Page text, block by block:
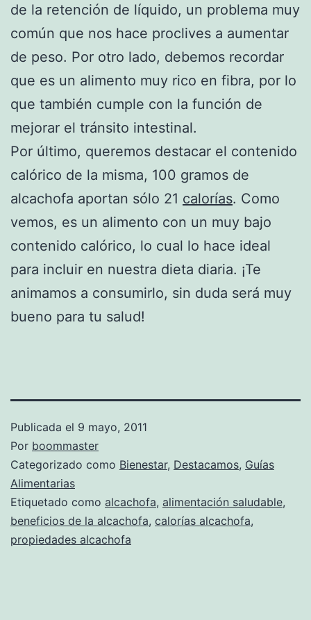
de la retención de líquido, un problema muy
común que nos hace proclives a aumentar
de peso. Por otro lado, debemos recordar
que es un alimento muy rico en fibra, por lo
que también cumple con la función de
mejorar el tránsito intestinal.
Por último, queremos destacar el contenido
calórico de la misma, 100 gramos de
alcachofa aportan sólo 21 calorías. Como
vemos, es un alimento con un muy bajo
contenido calórico, lo cual lo hace ideal
para incluir en nuestra dieta diaria. ¡Te
animamos a consumirlo, sin duda será muy
bueno para tu salud!
Publicada el 9 mayo, 2011
Por boommaster
Categorizado como Bienestar, Destacamos, Guías
Alimentarias
Etiquetado como alcachofa, alimentación saludable,
beneficios de la alcachofa, calorías alcachofa,
propiedades alcachofa